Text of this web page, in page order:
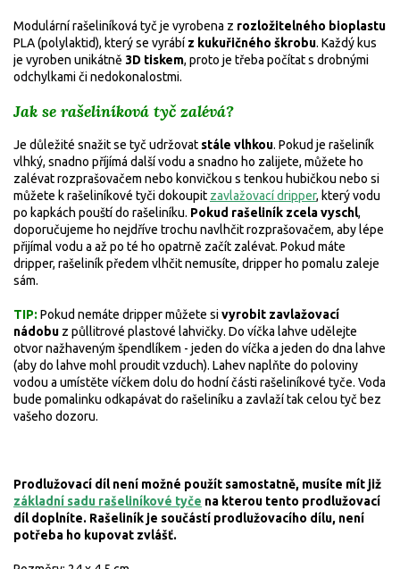
Modulární rašeliníková tyč je vyrobena z rozložitelného bioplastu
PLA (polylaktid), který se vyrábí z kukuřičného škrobu. Každý kus
je vyroben unikátně 3D tiskem, proto je třeba počítat s drobnými
odchylkami či nedokonalostmi.
Jak se rašeliníková tyč zalévá?
Je důležité snažit se tyč udržovat stále vlhkou. Pokud je rašeliník
vlhký, snadno příjímá další vodu a snadno ho zalijete, můžete ho
zalévat rozprašovačem nebo konvičkou s tenkou hubičkou nebo si
můžete k rašeliníkové tyči dokoupit zavlažovací dripper, který vodu
po kapkách pouští do rašeliníku. Pokud rašeliník zcela vyschl,
doporučujeme ho nejdříve trochu navlhčit rozprašovačem, aby lépe
přijímal vodu a až po té ho opatrně začít zalévat. Pokud máte
dripper, rašeliník předem vlhčit nemusíte, dripper ho pomalu zaleje
sám.
TIP: Pokud nemáte dripper můžete sivyrobit zavlažovací
nádobu z půllitrové plastové lahvičky. Do víčka lahve udělejte
otvor nažhaveným špendlíkem - jeden do víčka a jeden do dna lahve
(aby do lahve mohl proudit vzduch). Lahev naplňte do poloviny
vodou a umístěte víčkem dolu do hodní části rašeliníkové tyče. Voda
bude pomalinku odkapávat do rašeliníku a zavlaží tak celou tyč bez
vašeho dozoru.
Prodlužovací díl není možné použít samostatně, musíte mít již
základní sadu rašeliníkové tyče na kterou tento prodlužovací
díl doplníte. Rašeliník je součástí prodlužovacího dílu, není
potřeba ho kupovat zvlášť.